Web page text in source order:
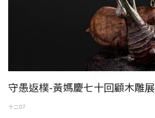
守愚返樸-黃媽慶七十回顧木雕展
十二 07